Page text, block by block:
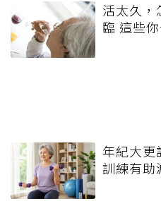
活太久，
臨 這些
年紀大更
訓練有助